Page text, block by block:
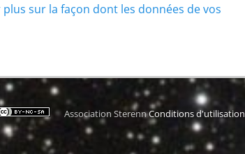
plus sur la façon dont les données de vos
Association SterennConditions d'utilisation